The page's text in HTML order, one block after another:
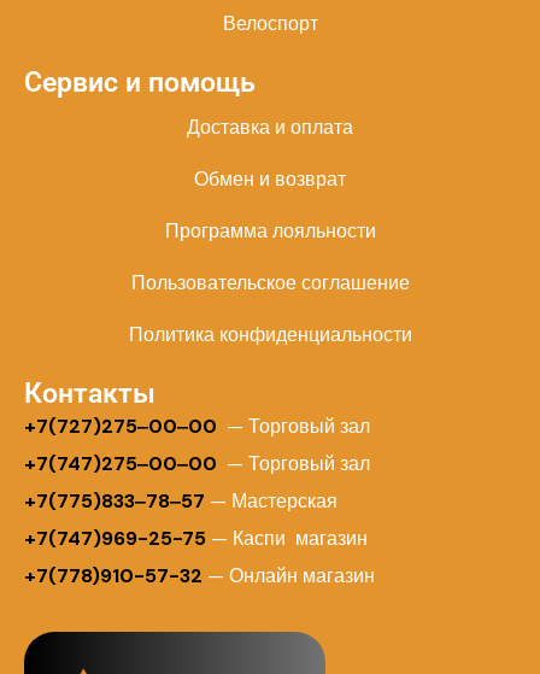
Велоспорт
Сервис и помощь
Доставка и оплата
Обмен и возврат
Программа лояльности
Пользовательское соглашение
Политика конфиденциальности
Контакты
+7(727)275‒00‒00 — Торговый зал
+7(747)275‒00‒00 — Торговый зал
+7(775)833‒78‒57 — Мастерская
+7(747)969-25-75 — Каспи магазин
+7(778)910-57-32 — Онлайн магазин